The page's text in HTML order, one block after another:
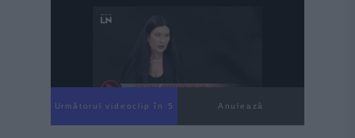
Următorul videoclip în 4 Anulează